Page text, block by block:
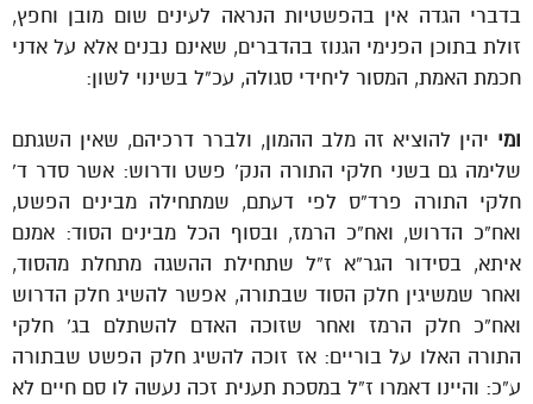
בדברי הגדה אין בהפשטיות הנראה לעינים שום מובן וחפץ,
זולת בתוכן הפנימי הגנוז בהדברים, שאינם נבנים אלא על אדני
חכמת האמת, המסור ליחידי סגולה, עכ”ל בשינוי לשון:
ומי יהין להוציא זה מלב ההמון, ולברר דרכיהם, שאין השגתם
שלימה גם בשני חלקי התורה הנק’ פשט ודרוש: אשר סדר ד’
חלקי התורה פרד”ס לפי דעתם, שמתחילה מבינים הפשט,
ואח”כ הדרוש, ואח”כ הרמז, ובסוף הכל מבינים הסוד: אמנם
איתא, בסידור הגר”א ז”ל שתחילת ההשגה מתחלת מהסוד,
ואחר שמשיגין חלק הסוד שבתורה, אפשר להשיג חלק הדרוש
ואח”כ חלק הרמז ואחר שזוכה האדם להשתלם בג’ חלקי
התורה האלו על בוריים: אז זוכה להשיג חלק הפשט שבתורה
ע”כ: והיינו דאמרו ז”ל במסכת תענית זכה נעשה לו סם חיים לא